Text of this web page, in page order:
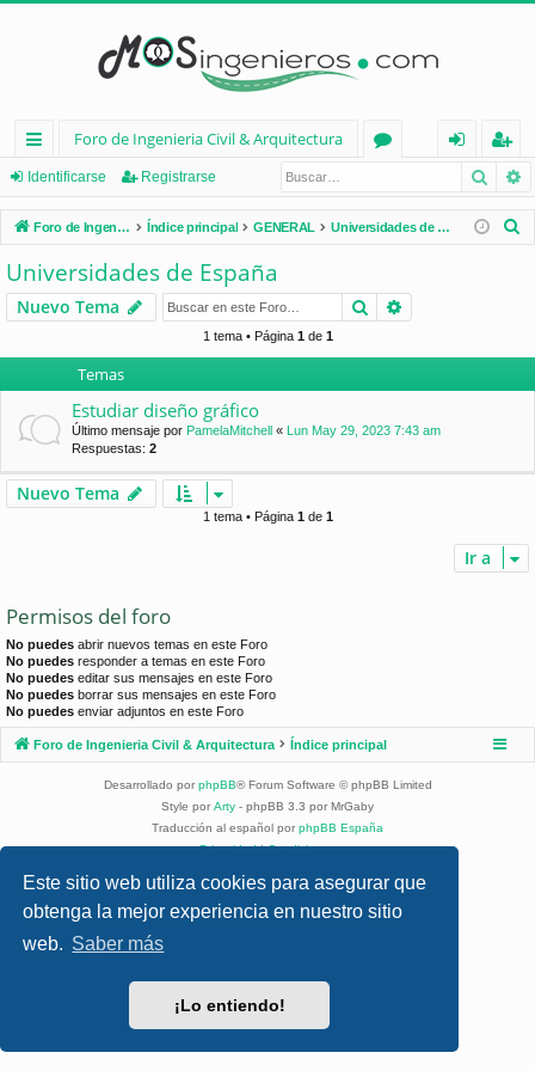
Este sitio web utiliza cookies para asegurar que
obtenga la mejor experiencia en nuestro sitio
web. Saber más
¡Lo entiendo!
nl
ac
es
rá
pi
d
os
Foro de Ingenieria Civil & Arquitectura
os
nt
ifi
e
eg
ist
ra
Identificarse Registrarse
Foro de Ingenieria Civil & Arquitectura Índice principal GENERAL Universidades de España
r
Universidades de España
Nuevo Tema Buscar
1 tema • Página 1de 1
Temas
Estudiar diseño gráfico
Último mensaje por PamelaMitchell « Lun May 29, 2023 7:43 am
Respuestas: 2
Nuevo Tema
1 tema • Página 1de 1
Ir a
Permisos del foro
No puedes abrir nuevos temas en este Foro
No puedes responder a temas en este Foro
No puedes editar sus mensajes en este Foro
No puedes borrar sus mensajes en este Foro
No puedes enviar adjuntos en este Foro
Foro de Ingenieria Civil & Arquitectura Índice principal
Desarrollado por phpBB® Forum Software © phpBB Limited
Style por Arty - phpBB 3.3 por MrGaby
Traducción al español por phpBB España
Privacidad|Condiciones